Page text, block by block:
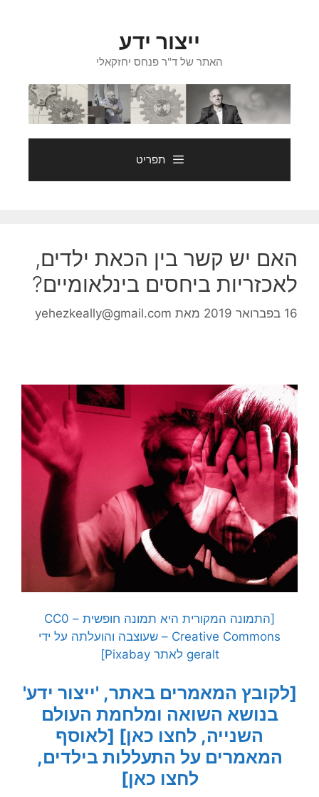
ייצור ידע
האתר של ד"ר פנחס יחזקאלי
תפריט
האם יש קשר בין הכאת ילדים,
לאכזריות ביחסים בינלאומיים?
16 בפברואר 2019 מאת yehezkeally@gmail.com
[התמונה המקורית היא תמונה חופשית – CC0
Creative Commons – שעוצבה והועלתה על ידי
geralt לאתר Pixabay]
[לקובץ המאמרים באתר, 'ייצור ידע'
בנושא השואה ומלחמת העולם
השנייה, לחצו כאן] [לאוסף
המאמרים על התעללות בילדים,
לחצו כאן]